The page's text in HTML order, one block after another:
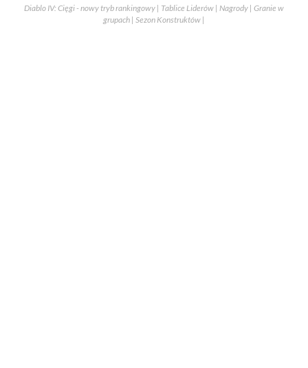
Diablo IV: Cięgi - nowy tryb rankingowy | Tablice Liderów | Nagrody | Granie w
grupach | Sezon Konstruktów |